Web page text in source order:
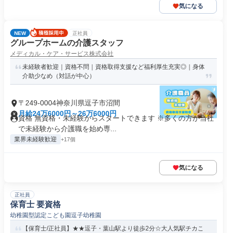
気になる
NEW 正社員
グループホームの介護スタッフ
メディカル・ケア・サービス株式会社
未経験者歓迎｜資格不問｜資格取得支援など福利厚生充実◎｜身体
介助少なめ（対話が中心）
〒249-0004神奈川県逗子市沼間
月給24万6000円～26万6000円
資格 無資格・未経験からスタートできます ※多くの方が当社
で未経験から介護職を始め専...
業界未経験歓迎 +17個
気になる
正社員
保育士 要資格
幼稚園型認定こども園逗子幼稚園
【保育士/正社員】★★逗子・葉山駅より徒歩2分☆大人気駅チカこ